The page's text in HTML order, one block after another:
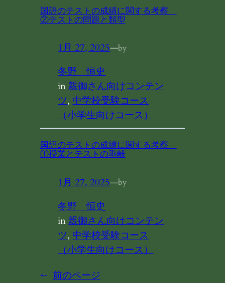
国語のテストの成績に関する考察
②テストの問題と類型
1月 27, 2025—by
冬野 恒史
in親御さん向けコンテン
ツ, 中学校受験コース
（小学生向けコース）
国語のテストの成績に関する考察
①授業とテストの乖離
1月 27, 2025—by
冬野 恒史
in親御さん向けコンテン
ツ, 中学校受験コース
（小学生向けコース）
← 前のページ